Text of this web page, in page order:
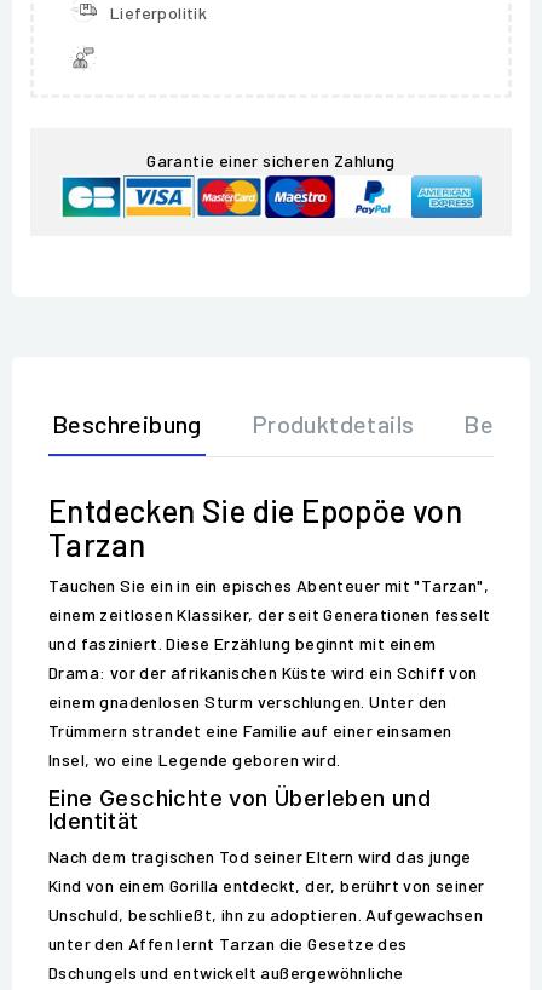
Lieferpolitik
Garantie einer sicheren Zahlung
Beschreibung Produktdetails
Entdecken Sie die Epopöe von
Tarzan
Tauchen Sie ein in ein episches Abenteuer mit "Tarzan",
einem zeitlosen Klassiker, der seit Generationen fesselt
und fasziniert. Diese Erzählung beginnt mit einem
Drama: vor der afrikanischen Küste wird ein Schiff von
einem gnadenlosen Sturm verschlungen. Unter den
Trümmern strandet eine Familie auf einer einsamen
Insel, wo eine Legende geboren wird.
Eine Geschichte von Überleben und
Identität
Nach dem tragischen Tod seiner Eltern wird das junge
Kind von einem Gorilla entdeckt, der, berührt von seiner
Unschuld, beschließt, ihn zu adoptieren. Aufgewachsen
unter den Affen lernt Tarzan die Gesetze des
Dschungels und entwickelt außergewöhnliche